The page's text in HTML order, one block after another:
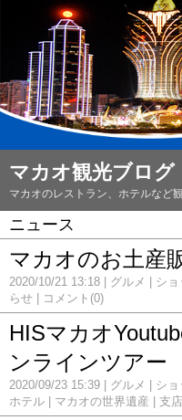
マカオ観光ブログ
マカオのレストラン、ホテルなど
ニュース
マカオのお土産
2020/10/21 13:18 グルメ シ
らせ
コメント(0)
HISマカオ
ンラインツアー
2020/09/23 15:39 グルメ シ
ホテル
マカオの世界遺産 支